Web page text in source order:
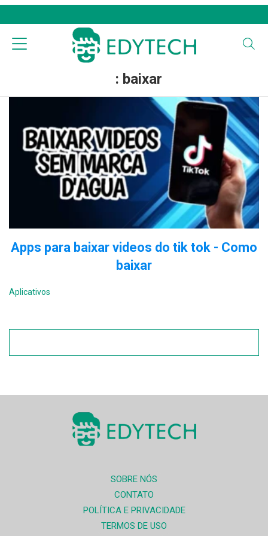
: baixar
Apps para baixar videos do tik tok - Como
baixar
Aplicativos
SOBRE NÓS
CONTATO
POLÍTICA E PRIVACIDADE
TERMOS DE USO